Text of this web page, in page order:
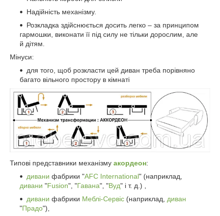
Надійність механізму.
Розкладка здійснюється досить легко – за принципом
гармошки, виконати її під силу не тільки дорослим, але
й дітям.
Мінуси:
для того, щоб розкласти цей диван треба порівняно
багато вільного простору в кімнаті
Типові представники механізму акордеон:
дивани фабрики "AFC International" (наприклад,
дивани "Fusion", "Гавана", "Вуд" і т. д.) ,
дивани фабрики Меблі-Сервіс (наприклад, диван
"Прадо"),